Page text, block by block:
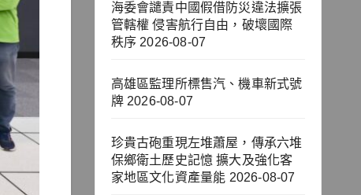
海委會譴責中國假借防災違法擴張
管轄權 侵害航行自由，破壞國際
秩序 2026-08-07
高雄區監理所標售汽、機車新式號
牌 2026-08-07
珍貴古砲重現左堆蕭屋，傳承六堆
保鄉衛土歷史記憶 擴大及強化客
家地區文化資產量能 2026-08-07